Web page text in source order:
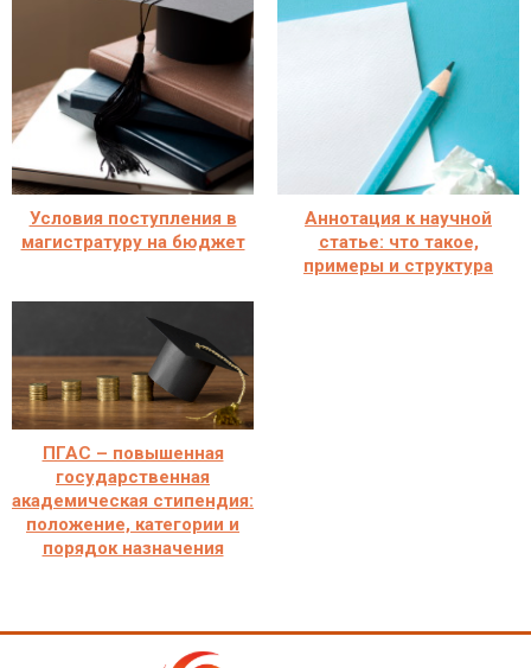
Условия поступления в
магистратуру на бюджет
Аннотация к научной
статье: что такое,
примеры и структура
ПГАС – повышенная
государственная
академическая стипендия:
положение, категории и
порядок назначения